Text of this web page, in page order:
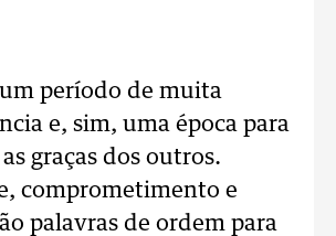
período de muita
e, sim, uma época para
graças dos outros.
comprometimento e
palavras de ordem para